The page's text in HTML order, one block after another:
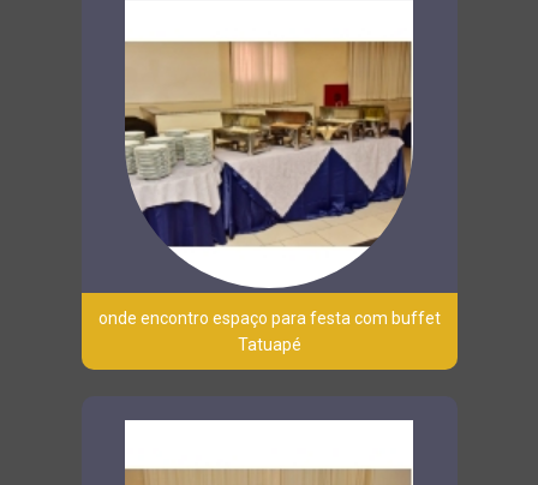
onde encontro espaço para festa com buffet
Tatuapé